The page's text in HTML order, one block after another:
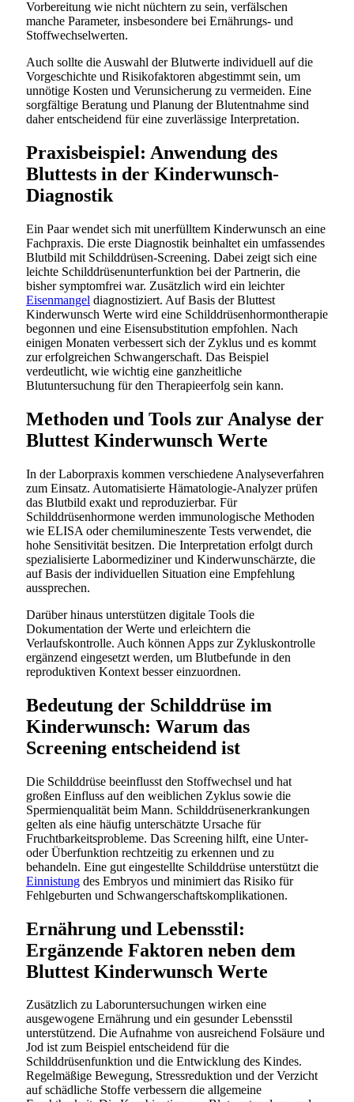
Vorbereitung wie nicht nüchtern zu sein, verfälschen
manche Parameter, insbesondere bei Ernährungs- und
Stoffwechselwerten.
Auch sollte die Auswahl der Blutwerte individuell auf die
Vorgeschichte und Risikofaktoren abgestimmt sein, um
unnötige Kosten und Verunsicherung zu vermeiden. Eine
sorgfältige Beratung und Planung der Blutentnahme sind
daher entscheidend für eine zuverlässige Interpretation.
Praxisbeispiel: Anwendung des
Bluttests in der Kinderwunsch-
Diagnostik
Ein Paar wendet sich mit unerfülltem Kinderwunsch an eine
Fachpraxis. Die erste Diagnostik beinhaltet ein umfassendes
Blutbild mit Schilddrüsen-Screening. Dabei zeigt sich eine
leichte Schilddrüsenunterfunktion bei der Partnerin, die
bisher symptomfrei war. Zusätzlich wird ein leichter
Eisenmangel diagnostiziert. Auf Basis der Bluttest
Kinderwunsch Werte wird eine Schilddrüsenhormontherapie
begonnen und eine Eisensubstitution empfohlen. Nach
einigen Monaten verbessert sich der Zyklus und es kommt
zur erfolgreichen Schwangerschaft. Das Beispiel
verdeutlicht, wie wichtig eine ganzheitliche
Blutuntersuchung für den Therapieerfolg sein kann.
Methoden und Tools zur Analyse der
Bluttest Kinderwunsch Werte
In der Laborpraxis kommen verschiedene Analyseverfahren
zum Einsatz. Automatisierte Hämatologie-Analyzer prüfen
das Blutbild exakt und reproduzierbar. Für
Schilddrüsenhormone werden immunologische Methoden
wie ELISA oder chemilumineszente Tests verwendet, die
hohe Sensitivität besitzen. Die Interpretation erfolgt durch
spezialisierte Labormediziner und Kinderwunschärzte, die
auf Basis der individuellen Situation eine Empfehlung
aussprechen.
Darüber hinaus unterstützen digitale Tools die
Dokumentation der Werte und erleichtern die
Verlaufskontrolle. Auch können Apps zur Zykluskontrolle
ergänzend eingesetzt werden, um Blutbefunde in den
reproduktiven Kontext besser einzuordnen.
Bedeutung der Schilddrüse im
Kinderwunsch: Warum das
Screening entscheidend ist
Die Schilddrüse beeinflusst den Stoffwechsel und hat
großen Einfluss auf den weiblichen Zyklus sowie die
Spermienqualität beim Mann. Schilddrüsenerkrankungen
gelten als eine häufig unterschätzte Ursache für
Fruchtbarkeitsprobleme. Das Screening hilft, eine Unter-
oder Überfunktion rechtzeitig zu erkennen und zu
behandeln. Eine gut eingestellte Schilddrüse unterstützt die
Einnistung des Embryos und minimiert das Risiko für
Fehlgeburten und Schwangerschaftskomplikationen.
Ernährung und Lebensstil:
Ergänzende Faktoren neben dem
Bluttest Kinderwunsch Werte
Zusätzlich zu Laboruntersuchungen wirken eine
ausgewogene Ernährung und ein gesunder Lebensstil
unterstützend. Die Aufnahme von ausreichend Folsäure und
Jod ist zum Beispiel entscheidend für die
Schilddrüsenfunktion und die Entwicklung des Kindes.
Regelmäßige Bewegung, Stressreduktion und der Verzicht
auf schädliche Stoffe verbessern die allgemeine